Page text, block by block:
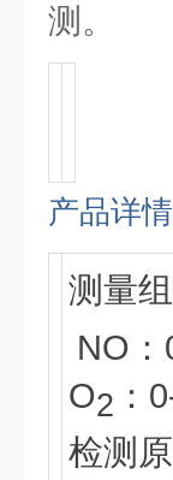
测。
产品详情
测量
NO
O2 ：
检测